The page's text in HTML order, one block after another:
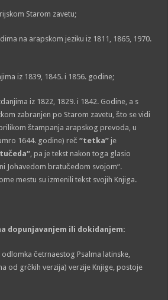
Starom zavetu;
na arapskom jeziku iz 1811, 1865, 1970.
iz 1839, 1845. i 1856. godine;
iz 1822, 1829. i 1842. Godine, a s
zabranjen po Starom zavetu, što se vidi
štampanja arapskog prevoda, u
1644. godine) reč“tetka” je
“, pa je tekst nakon toga glasio
Johavedom bratučedom svojom“.
mestu su izmenili tekst svojih Knjiga.
dopunjavanjem ili dokidanjem:
četrnaestog Psalma latinske,
od grčkih verzija) verzije Knjige, postoje